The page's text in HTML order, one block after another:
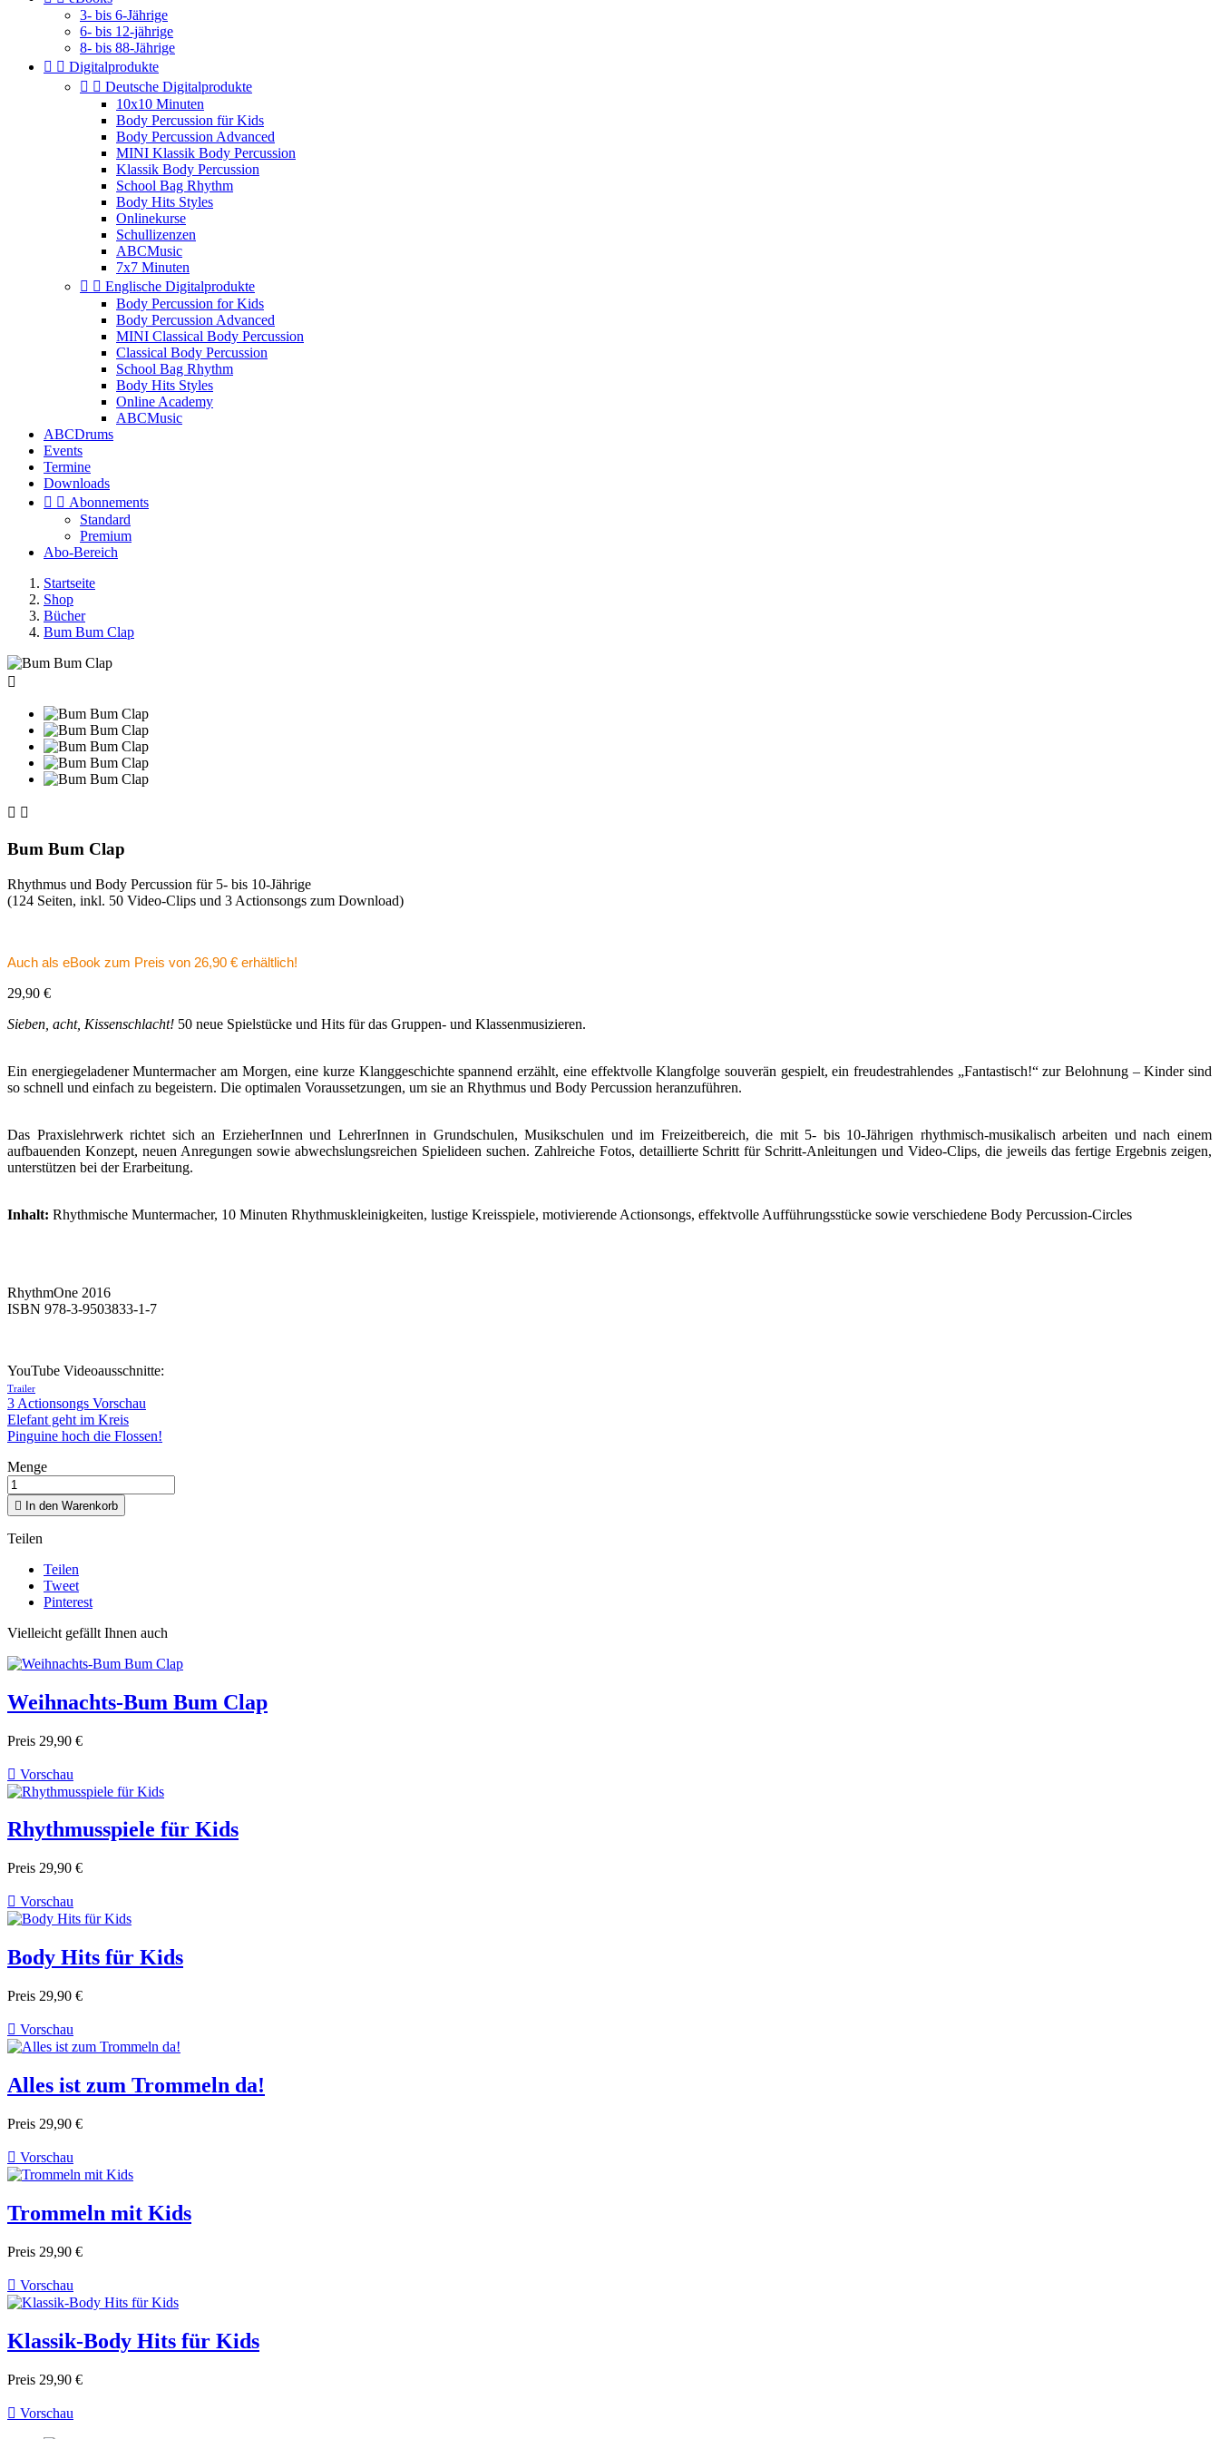
3- bis 6-Jährige
6- bis 12-jährige
8- bis 88-Jährige
  Digitalprodukte
  Deutsche Digitalprodukte
10x10 Minuten
Body Percussion für Kids
Body Percussion Advanced
MINI Klassik Body Percussion
Klassik Body Percussion
School Bag Rhythm
Body Hits Styles
Onlinekurse
Schullizenzen
ABCMusic
7x7 Minuten
  Englische Digitalprodukte
Body Percussion for Kids
Body Percussion Advanced
MINI Classical Body Percussion
Classical Body Percussion
School Bag Rhythm
Body Hits Styles
Online Academy
ABCMusic
ABCDrums
Events
Termine
Downloads
  Abonnements
Standard
Premium
Abo-Bereich
Startseite
Shop
Bücher
Bum Bum Clap

 
Bum Bum Clap
Rhythmus und Body Percussion für 5- bis 10-Jährige
(124 Seiten, inkl. 50 Video-Clips und 3 Actionsongs zum Download)
Auch als eBook zum Preis von 26,90 € erhältlich!
29,90 €
Sieben, acht, Kissenschlacht! 50 neue Spielstücke und Hits für das Gruppen- und Klassenmusizieren.
Ein energiegeladener Muntermacher am Morgen, eine kurze Klanggeschichte spannend erzählt, eine effektvolle Klangfolge souverän gespielt, ein freudestrahlendes „Fantastisch!“ zur Belohnung – Kinder sind
so schnell und einfach zu begeistern. Die optimalen Voraussetzungen, um sie an Rhythmus und Body Percussion heranzuführen.
Das Praxislehrwerk richtet sich an ErzieherInnen und LehrerInnen in Grundschulen, Musikschulen und im Freizeitbereich, die mit 5- bis 10-Jährigen rhythmisch-musikalisch arbeiten und nach einem
aufbauenden Konzept, neuen Anregungen sowie abwechslungsreichen Spielideen suchen. Zahlreiche Fotos, detaillierte Schritt für Schritt-Anleitungen und Video-Clips, die jeweils das fertige Ergebnis zeigen,
unterstützen bei der Erarbeitung.
Inhalt: Rhythmische Muntermacher, 10 Minuten Rhythmuskleinigkeiten, lustige Kreisspiele, motivierende Actionsongs, effektvolle Aufführungsstücke sowie verschiedene Body Percussion-Circles
RhythmOne 2016
ISBN 978-3-9503833-1-7
YouTube Videoausschnitte:
Trailer
3 Actionsongs Vorschau
Elefant geht im Kreis
Pinguine hoch die Flossen!
Menge
 In den Warenkorb
Teilen
Teilen
Tweet
Pinterest
Vielleicht gefällt Ihnen auch
Weihnachts-Bum Bum Clap
Preis 29,90 €
 Vorschau
Rhythmusspiele für Kids
Preis 29,90 €
 Vorschau
Body Hits für Kids
Preis 29,90 €
 Vorschau
Alles ist zum Trommeln da!
Preis 29,90 €
 Vorschau
Trommeln mit Kids
Preis 29,90 €
 Vorschau
Klassik-Body Hits für Kids
Preis 29,90 €
 Vorschau